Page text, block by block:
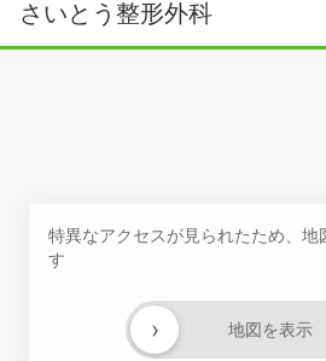
さいとう整形外科
特異なアクセスが見られたため、地
す
地図を表示
›